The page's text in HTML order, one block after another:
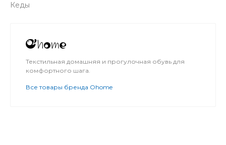
Кеды
Текстильная домашняя и прогулочная обувь для
комфортного шага.
Все товары бренда Ohome